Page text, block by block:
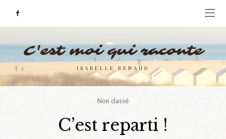
C'est moi qui raconte
ISABELLE RENAUD
Non classé
C’est reparti !